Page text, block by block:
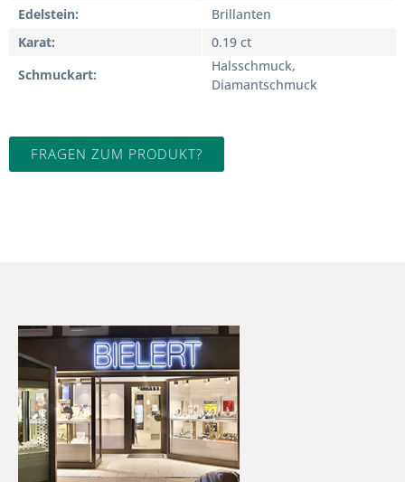
Edelstein
Brillanten
Karat
0.19 ct
Schmuckart
Halsschmuck,
Diamantschmuck
FRAGEN ZUM PRODUKT?